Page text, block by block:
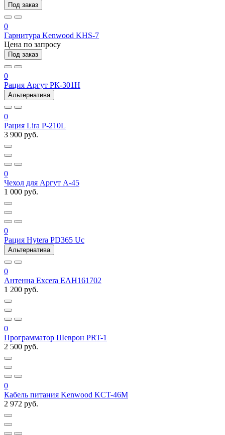
Под заказ
0
Гарнитура Kenwood KHS-7
Цена по запросу
Под заказ
0
Рация Аргут РК-301Н
Альтернатива
0
Рация Lira P-210L
3 900 руб.
0
Чехол для Аргут А-45
1 000 руб.
0
Рация Hytera PD365 Uc
Альтернатива
0
Антенна Excera EAH161702
1 200 руб.
0
Программатор Шеврон PRT-1
2 500 руб.
0
Кабель питания Kenwood KCT-46M
2 972 руб.